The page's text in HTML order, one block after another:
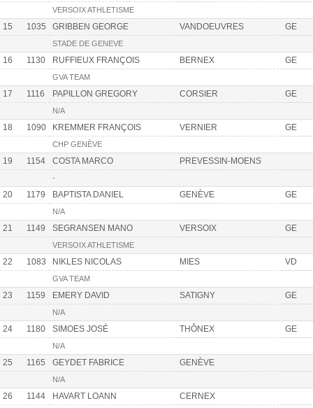
VERSOIX ATHLETISME
15 1035 GRIBBEN GEORGE VANDOEUVRES GE
STADE DE GENEVE
16 1130 RUFFIEUX FRANÇOIS BERNEX GE
GVA TEAM
17 1116 PAPILLON GREGORY CORSIER GE
N/A
18 1090 KREMMER FRANÇOIS VERNIER GE
CHP GENÈVE
19 1154 COSTA MARCO PREVESSIN-MOENS
-
20 1179 BAPTISTA DANIEL GENÈVE GE
N/A
21 1149 SEGRANSEN MANO VERSOIX GE
VERSOIX ATHLETISME
22 1083 NIKLES NICOLAS MIES VD
GVA TEAM
23 1159 EMERY DAVID SATIGNY GE
N/A
24 1180 SIMOES JOSÉ THÔNEX GE
N/A
25 1165 GEYDET FABRICE GENÈVE
N/A
26 1144 HAVART LOANN CERNEX